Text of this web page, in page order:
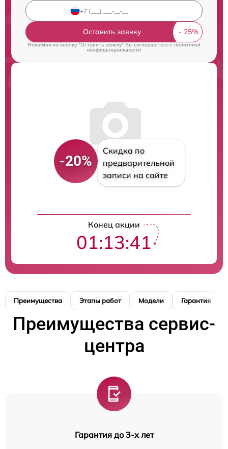
Оставить заявку
Нажимая на кнопку "Оставить заявку" Вы соглашаетесь cполитикой
конфиденциальности
-20%
Скидка по
предварительной
записи на сайте
Конец акции
01:13:40
Преимущества Этапы работ Модели Гарантия
Преимущества сервис-
центра
Гарантия до 3-х лет